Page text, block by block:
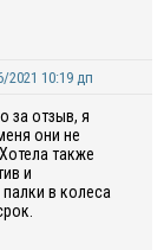
2021 10:19 дп
за отзыв, я
они не
также
и
в колеса